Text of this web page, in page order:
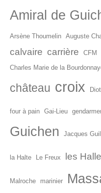
Amiral de
Arsène Thoumelin Auguste
calvaire carrière CFM
Charles Marie de la
château croix Diot
four à pain Gai-Lieu
Guichen Jacques
la Halte Le Freux les
Malroche marinier